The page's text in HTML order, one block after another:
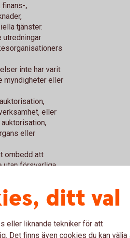
,
tjänster.
utredningar
inte har varit
myndigheter eller
eller
eller
ombedd att
utan försvarliga
utfärdat
erkända
ledde fram till
ditt val
eller liknande tekniker för att
Det finns även cookies du kan välja